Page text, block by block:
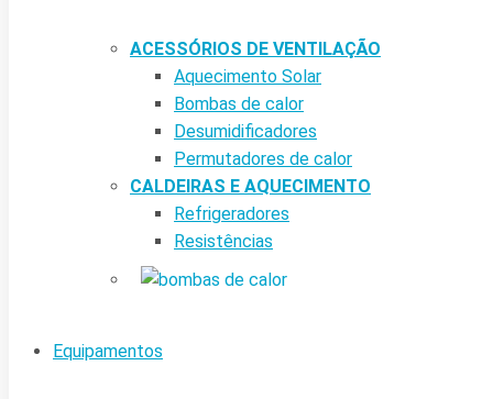
ACESSÓRIOS DE VENTILAÇÃO
Aquecimento Solar
Bombas de calor
Desumidificadores
Permutadores de calor
CALDEIRAS E AQUECIMENTO
Refrigeradores
Resistências
Equipamentos